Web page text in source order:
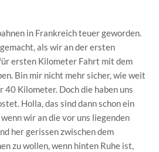
in Frankreich teuer geworden.
als wir an der ersten
ersten Kilometer Fahrt mit dem
Bin mir nicht mehr sicher, wie weit
40 Kilometer. Doch die haben uns
Holla, das sind dann schon ein
wir an die vor uns liegenden
her gerissen zwischen dem
zu wollen, wenn hinten Ruhe ist,